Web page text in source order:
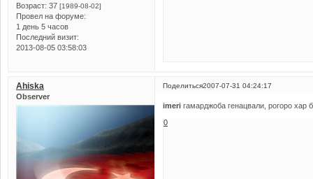
Возраст: 37 [1989-08-02]
Провел на форуме:
1 день 5 часов
Последний визит:
2013-08-05 03:58:03
Поделиться2007-07-31 04:24:17
Ahiska
Observer
imeri гамарджоба генацвали, рогоро хар
0